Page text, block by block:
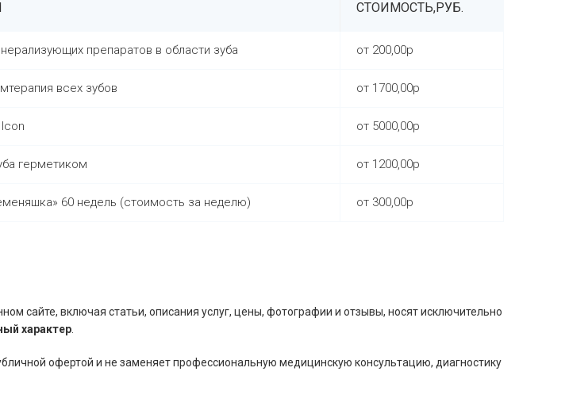
СТОИМОСТЬ,РУБ.
препаратов в области зуба от 200,00р
всех зубов от 1700,00р
от 5000,00р
герметиком от 1200,00р
60 недель (стоимость за неделю) от 300,00р
сайте, включая статьи, описания услуг, цены, фотографии и отзывы, носят исключительно
характер
офертой и не заменяет профессиональную медицинскую консультацию, диагностику